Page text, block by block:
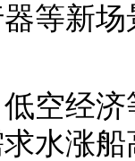
等新
空经
水涨船